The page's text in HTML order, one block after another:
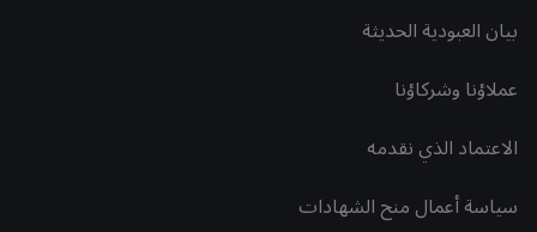
بيان العبودية الحديثة
عملاؤنا وشركاؤنا
الاعتماد الذي نقدمه
سياسة أعمال منح الشهادات